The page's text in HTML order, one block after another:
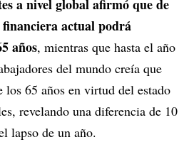
a nivel global afirmó que de
actual podrá
años, mientras que hasta el año
del mundo creía que
los 65 años en virtud del estado
revelando una diferencia de 10
lapso de un año.